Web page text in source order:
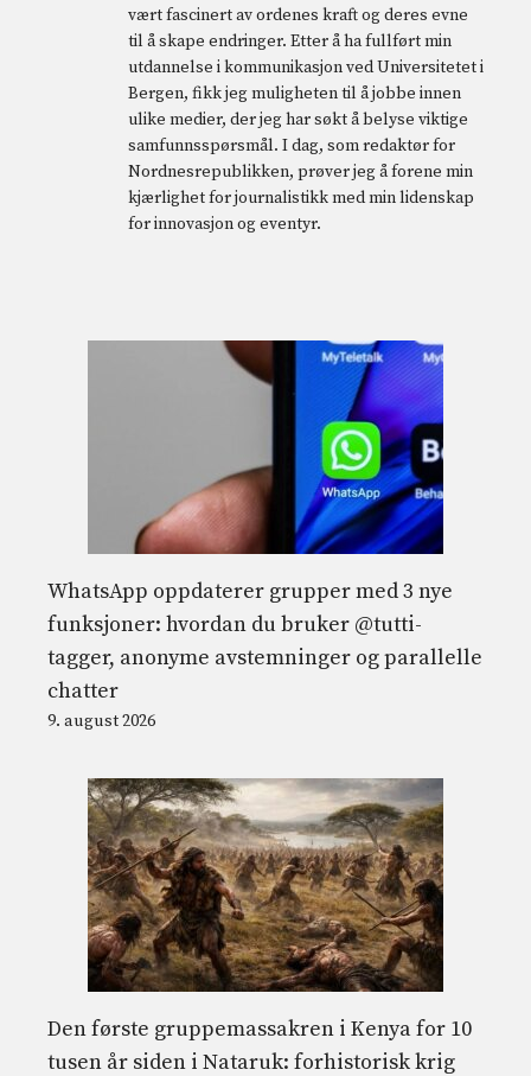
vært fascinert av ordenes kraft og deres evne
til å skape endringer. Etter å ha fullført min
utdannelse i kommunikasjon ved Universitetet i
Bergen, fikk jeg muligheten til å jobbe innen
ulike medier, der jeg har søkt å belyse viktige
samfunnsspørsmål. I dag, som redaktør for
Nordnesrepublikken, prøver jeg å forene min
kjærlighet for journalistikk med min lidenskap
for innovasjon og eventyr.
WhatsApp oppdaterer grupper med 3 nye
funksjoner: hvordan du bruker @tutti-
tagger, anonyme avstemninger og parallelle
chatter
9. august 2026
Den første gruppemassakren i Kenya for 10
tusen år siden i Nataruk: forhistorisk krig